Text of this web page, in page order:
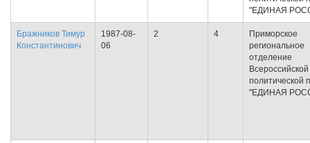
"ЕДИНАЯ
Бражников Тимур
Константинович
1987-08-
06
2 4
Приморское
региональное
отделение
Всероссийской
политической
"ЕДИНАЯ